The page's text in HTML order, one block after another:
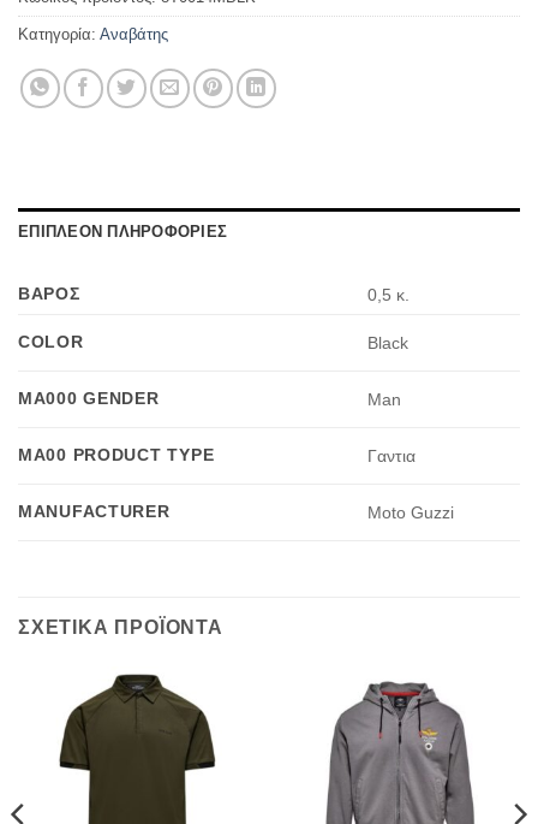
Κατηγορία: Αναβάτης
ΕΠΙΠΛΕΟΝ ΠΛΗΡΟΦΟΡΙΕΣ
ΒΑΡΟΣ 0,5 κ.
COLOR Black
MA000 GENDER Man
MA00 PRODUCT TYPE Γαντια
MANUFACTURER Moto Guzzi
ΣΧΕΤΙΚΑ ΠΡΟΪΟΝΤΑ